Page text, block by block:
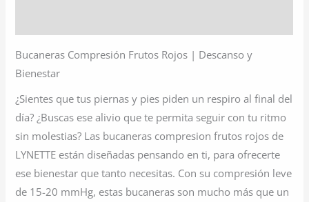
Bucaneras Compresión Frutos Rojos | Descanso y
Bienestar
¿Sientes que tus piernas y pies piden un respiro al final del
día? ¿Buscas ese alivio que te permita seguir con tu ritmo
sin molestias? Las bucaneras compresion frutos rojos de
LYNETTE están diseñadas pensando en ti, para ofrecerte
ese bienestar que tanto necesitas. Con su compresión leve
de 15-20 mmHg, estas bucaneras son mucho más que un